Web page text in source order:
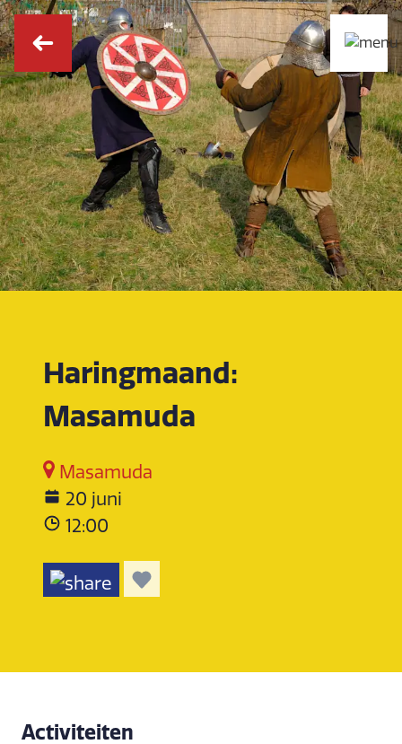
Haringmaand:
Masamuda
Masamuda
20 juni
12:00
Activiteiten